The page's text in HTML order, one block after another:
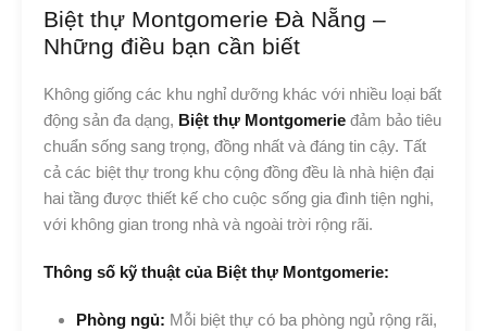
Biệt thự Montgomerie Đà Nẵng –
Những điều bạn cần biết
Không giống các khu nghỉ dưỡng khác với nhiều loại bất
động sản đa dạng, Biệt thự Montgomerie đảm bảo tiêu
chuẩn sống sang trọng, đồng nhất và đáng tin cậy. Tất
cả các biệt thự trong khu cộng đồng đều là nhà hiện đại
hai tầng được thiết kế cho cuộc sống gia đình tiện nghi,
với không gian trong nhà và ngoài trời rộng rãi.
Thông số kỹ thuật của Biệt thự Montgomerie:
Phòng ngủ: Mỗi biệt thự có ba phòng ngủ rộng rãi,